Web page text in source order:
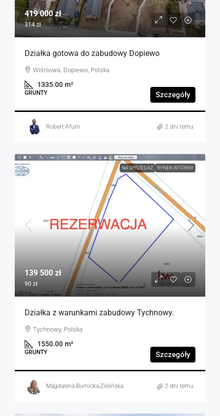
419 000 zł
314 zł
Działka gotowa do zabudowy Dopiewo
Wiśniowa, Dopiewo, Polska
1335.00 m²
GRUNTY Szczegóły
Robert Afum 2 dni temu
NA SPRZEDAŻ RYNEK WTÓRNY
139 500 zł
90 zł
Działka z warunkami zabudowy Tychnowy.
Tychnowy, Polska
1550.00 m²
GRUNTY Szczegóły
Magdalena Burnicka-Zielińska 2 dni temu